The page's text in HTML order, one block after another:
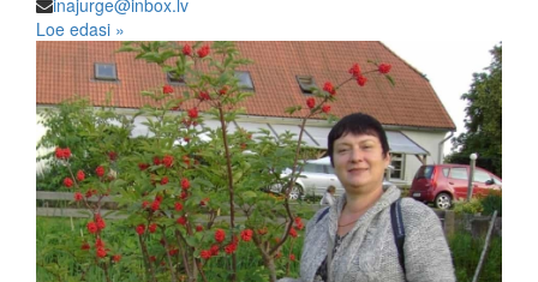
inajurge@inbox.lv
Loe edasi »